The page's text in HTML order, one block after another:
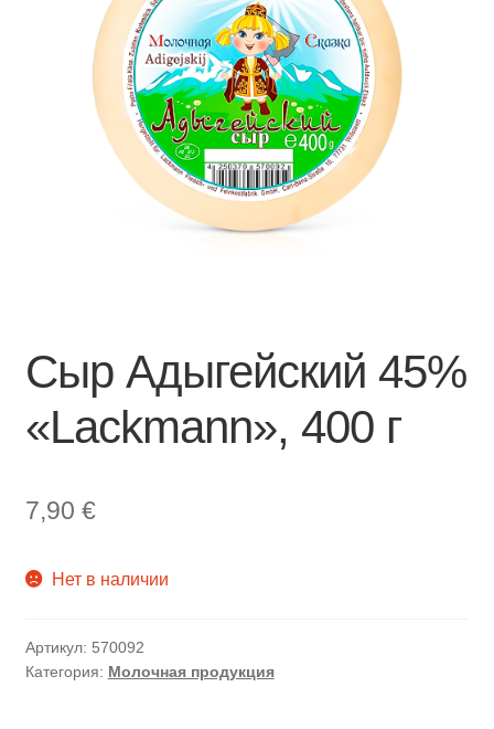
Сыр Адыгейский 45%
«Lackmann», 400 г
7,90 €
Нет в наличии
Артикул: 570092
Категория: Молочная продукция